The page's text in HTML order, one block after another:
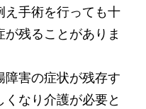
え手術を行っても十
残ることがありま
障害の症状が残存す
なり介護が必要と